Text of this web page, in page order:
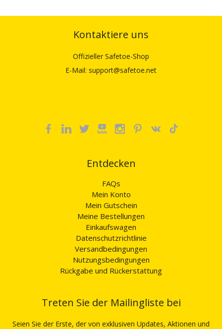
Kontaktiere uns
Offizieller Safetoe-Shop
E-Mail: support@safetoe.net
Entdecken
FAQs
Mein Konto
Mein Gutschein
Meine Bestellungen
Einkaufswagen
Datenschutzrichtlinie
Versandbedingungen
Nutzungsbedingungen
Rückgabe und Rückerstattung
Treten Sie der Mailingliste bei
Seien Sie der Erste, der von exklusiven Updates, Aktionen und